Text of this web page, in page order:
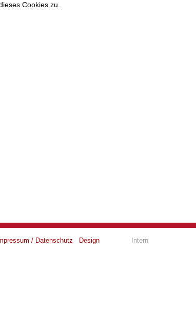
Cookies zu.
/ Datenschutz Design Intern